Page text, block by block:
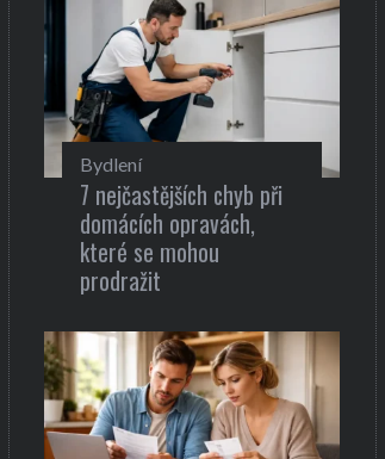
Gastronomie
Bydlení
7 nejčastějších chyb při
domácích opravách,
které se mohou
prodražit